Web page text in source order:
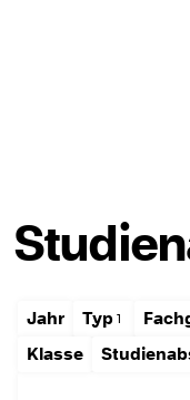
Jahr Typ
Klasse